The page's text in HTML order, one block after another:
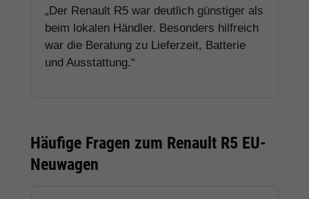
„Der Renault R5 war deutlich günstiger als
beim lokalen Händler. Besonders hilfreich
war die Beratung zu Lieferzeit, Batterie
und Ausstattung.“
Häufige Fragen zum Renault R5 EU-
Neuwagen